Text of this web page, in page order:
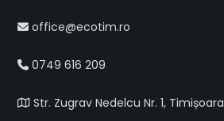
office@ecotim.ro
0749 616 209
Str. Zugrav Nedelcu Nr. 1, Timișoara